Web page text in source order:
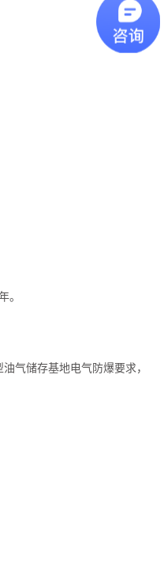
。
气储存基地电气防爆要求，